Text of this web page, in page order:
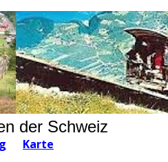
der Schweiz
Karte